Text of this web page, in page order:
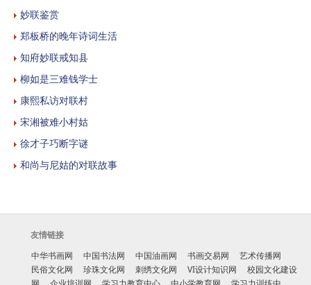
妙联鉴赏
郑板桥的晚年诗词生活
知府妙联戒知县
柳如是三难钱学士
康熙私访对联村
宋湘被难小村姑
徐才子巧断字谜
和尚与尼姑的对联故事
友情链接
中华书画网
中国书法网 中国油画网 书画交易网
艺术传播网
民俗文化网
珍珠文化网 刺绣文化网 VI设计知识网
校园文化建设